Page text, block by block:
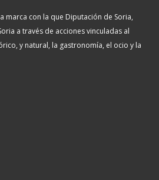
marca con la que Diputación de Soria,
a través de acciones vinculadas al
y natural, la gastronomía, el ocio y la